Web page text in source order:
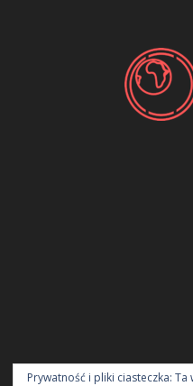
Prywatność i pliki ciasteczka: